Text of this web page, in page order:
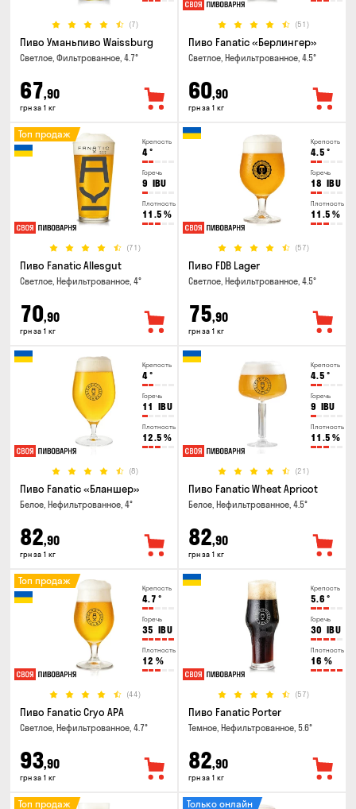
(7)
Пиво Уманьпиво Waissburg
Светлое, Фильтрованное, 4.7°
67,90
грн за 1 кг
(51)
Пиво Fanatic «Берлингер»
Светлое, Нефильтрованное, 4.5°
60,90
грн за 1 кг
Крепость
4°
Горечь
9 IBU
Плотность
11.5 %
(71)
Топ продаж
Пиво Fanatic Allesgut
Светлое, Нефильтрованное, 4°
70,90
грн за 1 кг
Крепость
4.5 °
Горечь
18 IBU
Плотность
11.5 %
(57)
Пиво FDB Lager
Светлое, Нефильтрованное, 4.5°
75,90
грн за 1 кг
Крепость
4°
Горечь
11 IBU
Плотность
12.5 %
(8)
Пиво Fanatic «Бланшер»
Белое, Нефильтрованное, 4°
82,90
грн за 1 кг
Крепость
4.5 °
Горечь
9 IBU
Плотность
11.5 %
(21)
Пиво Fanatic Wheat Apricot
Белое, Нефильтрованное, 4.5°
82,90
грн за 1 кг
Крепость
4.7 °
Горечь
35 IBU
Плотность
12 %
(44)
Топ продаж
Пиво Fanatic Cryo APA
Светлое, Нефильтрованное, 4.7°
93,90
грн за 1 кг
Крепость
5.6 °
Горечь
30 IBU
Плотность
16 %
(57)
Пиво Fanatic Porter
Темное, Нефильтрованное, 5.6°
82,90
грн за 1 кг
Топ продаж Только онлайн